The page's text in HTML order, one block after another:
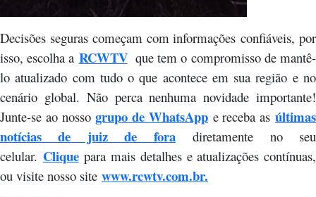
Decisões seguras começam com informações confiáveis, por
isso, escolha a RCWTVque tem o compromisso de mantê-
lo atualizado com tudo o que acontece em sua região e no
cenário global. Não perca nenhuma novidade importante!
Junte-se ao nossogrupo de WhatsApp e receba asúltimas
notícias de juiz de foradiretamente no seu
celular. Cliquepara mais detalhes e atualizações contínuas,
ou visite nosso site www.rcwtv.com.br.